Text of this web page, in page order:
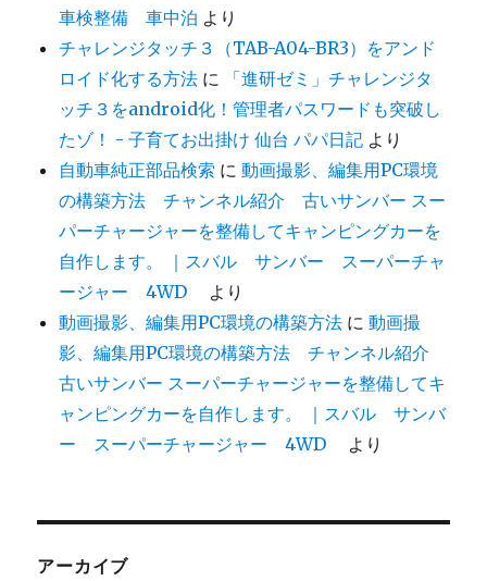
車検整備 車中泊 より
チャレンジタッチ３（TAB-A04-BR3）をアンド
ロイド化する方法 に
「進研ゼミ」チャレンジタ
ッチ３をandroid化！管理者パスワードも突破し
たゾ！ - 子育てお出掛け 仙台 パパ日記 より
自動車純正部品検索 に動画撮影、編集用PC環境
の構築方法 チャンネル紹介 古いサンバー スー
パーチャージャーを整備してキャンピングカーを
自作します。 ｜スバル サンバー スーパーチャ
ージャー 4WD
より
動画撮影、編集用PC環境の構築方法 に動画撮
影、編集用PC環境の構築方法 チャンネル紹介
古いサンバー スーパーチャージャーを整備してキ
ャンピングカーを自作します。 ｜スバル サンバ
ー スーパーチャージャー 4WD
より
アーカイブ